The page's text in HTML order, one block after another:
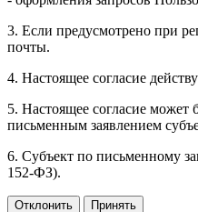
3. Если предусмотрено при
почты.
4. Настоящее согласие
5. Настоящее согласие может
письменным заявлением
6. Субъект по письменному
152-ФЗ).
Отклонить Принять